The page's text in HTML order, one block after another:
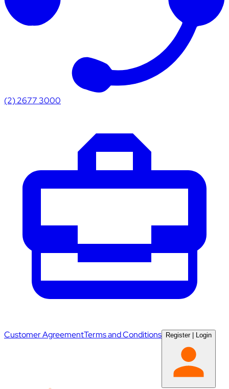
(2) 2677 3000
Customer AgreementTerms and Conditions Register| Login